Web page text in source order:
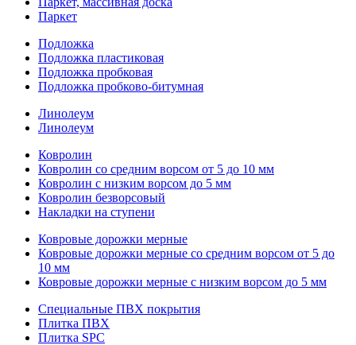
Паркет
Подложка
Подложка пластиковая
Подложка пробковая
Подложка пробково-битумная
Линолеум
Линолеум
Ковролин
Ковролин со средним ворсом от 5 до 10 мм
Ковролин с низким ворсом до 5 мм
Ковролин безворсовый
Накладки на ступени
Ковровые дорожки мерные
Ковровые дорожки мерные со средним ворсом от 5 до
10 мм
Ковровые дорожки мерные с низким ворсом до 5 мм
Специальные ПВХ покрытия
Плитка ПВХ
Плитка SPC